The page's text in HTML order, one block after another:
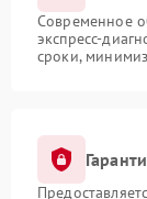
Современное
экспресс-
сроки,